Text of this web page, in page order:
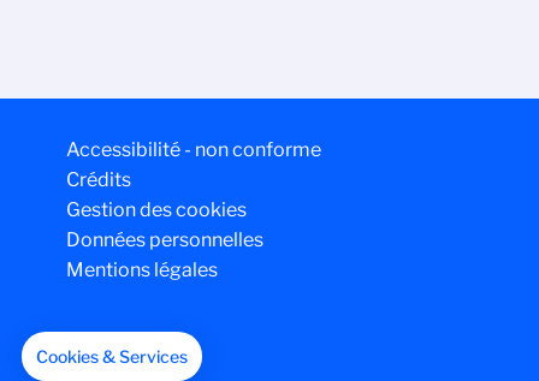
Accessibilité - non conforme
Crédits
Gestion des cookies
Données personnelles
Mentions légales
Cookies & Services